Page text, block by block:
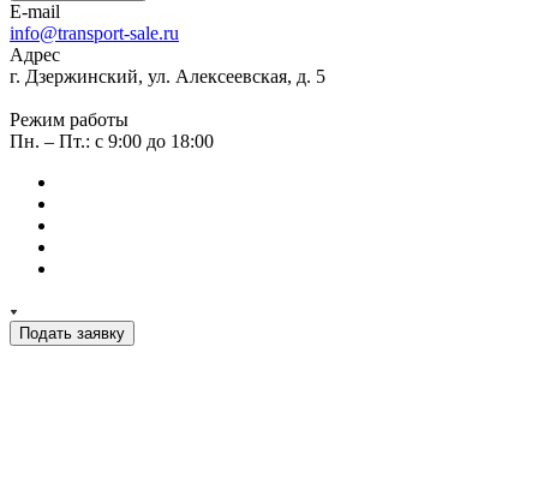
E-mail
info@transport-sale.ru
Адрес
г. Дзержинский, ул. Алексеевская, д. 5
Режим работы
Пн. – Пт.: с 9:00 до 18:00
Подать заявку